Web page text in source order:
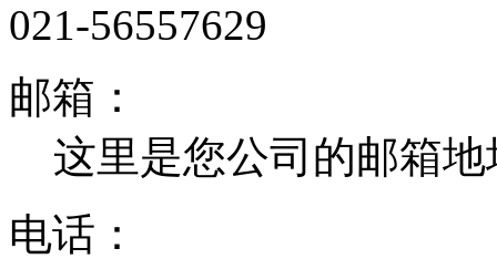
021-56557629
邮箱：
这里是您公司的邮箱地
电话：